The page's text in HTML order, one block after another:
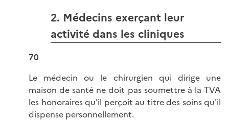
2. Médecins exerçant leur
activité dans les cliniques
70
Le médecin ou le chirurgien qui dirige une
maison de santé ne doit pas soumettre à la TVA
les honoraires qu'il perçoit au titre des soins qu'il
dispense personnellement.